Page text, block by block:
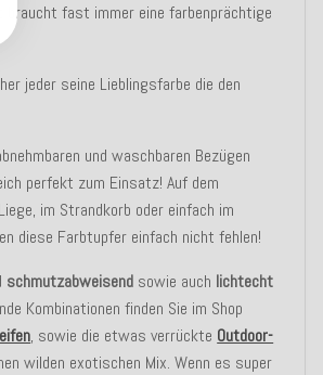
braucht fast immer eine farbenprächtige
jeder seine Lieblingsfarbe die den
und waschbaren Bezügen
perfekt zum Einsatz! Auf dem
im Strandkorb oder einfach im
diese Farbtupfer einfach nicht fehlen!
schmutzabweisend sowie auch lichtecht
Kombinationen finden Sie im Shop
, sowie die etwas verrückte Outdoor-
wilden exotischen Mix. Wenn es super